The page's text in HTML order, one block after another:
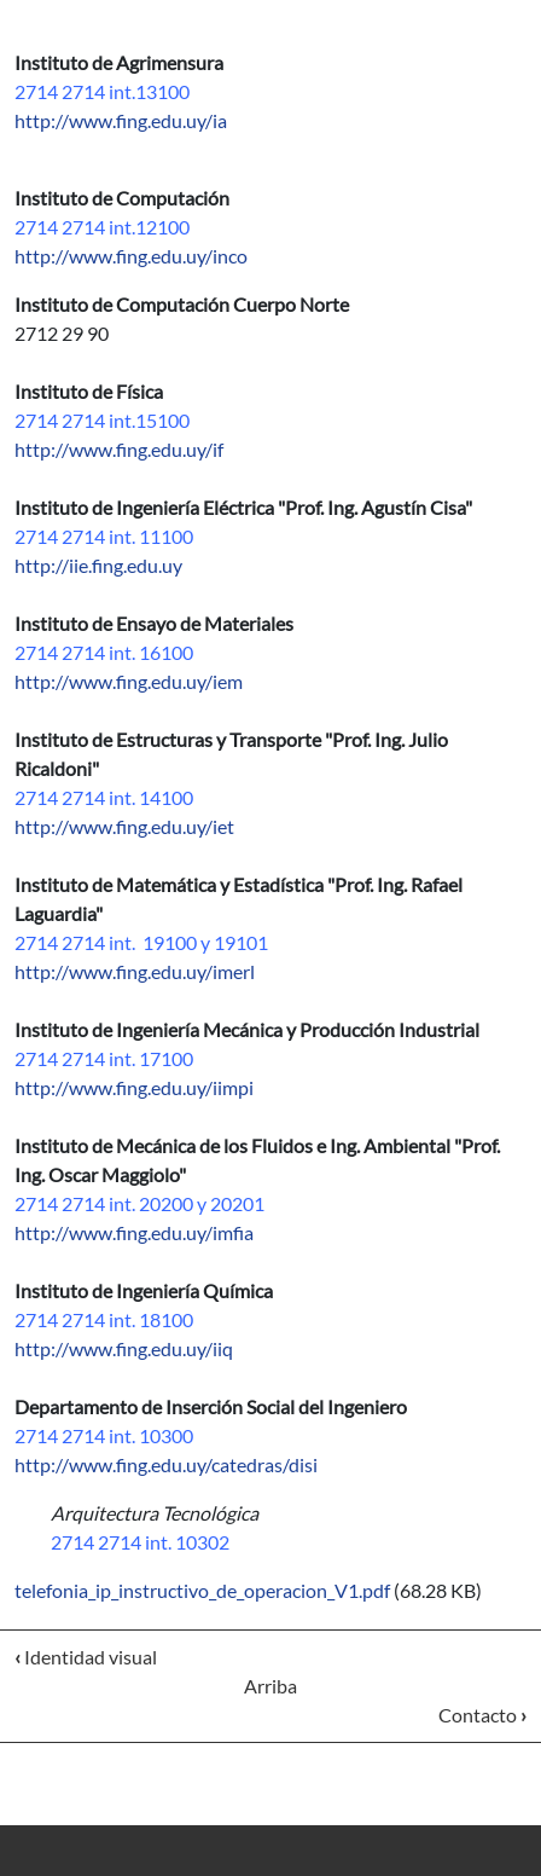
Instituto de Agrimensura
2714 2714 int.13100
http://www.fing.edu.uy/ia
Instituto de Computación
2714 2714 int.12100
http://www.fing.edu.uy/inco
Instituto de Computación Cuerpo Norte
2712 29 90
Instituto de Física
2714 2714 int.15100
http://www.fing.edu.uy/if
Instituto de Ingeniería Eléctrica "Prof. Ing. Agustín Cisa"
2714 2714 int. 11100
http://iie.fing.edu.uy
Instituto de Ensayo de Materiales
2714 2714 int. 16100
http://www.fing.edu.uy/iem
Instituto de Estructuras y Transporte "Prof. Ing. Julio
Ricaldoni"
2714 2714 int. 14100
http://www.fing.edu.uy/iet
Instituto de Matemática y Estadística "Prof. Ing. Rafael
Laguardia"
2714 2714 int. 19100 y 19101
http://www.fing.edu.uy/imerl
Instituto de Ingeniería Mecánica y Producción Industrial
2714 2714 int. 17100
http://www.fing.edu.uy/iimpi
Instituto de Mecánica de los Fluidos e Ing. Ambiental "Prof.
Ing. Oscar Maggiolo"
2714 2714 int. 20200 y 20201
http://www.fing.edu.uy/imfia
Instituto de Ingeniería Química
2714 2714 int. 18100
http://www.fing.edu.uy/iiq
Departamento de Inserción Social del Ingeniero
2714 2714 int. 10300
http://www.fing.edu.uy/catedras/disi
Arquitectura Tecnológica
2714 2714 int. 10302
telefonia_ip_instructivo_de_operacion_V1.pdf (68.28 KB)
‹ Identidad visual
Arriba
Contacto ›